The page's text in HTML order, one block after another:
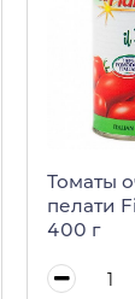
Томаты
пелати
400 г